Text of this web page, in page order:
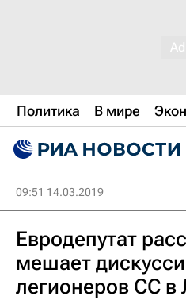
Политика В мире
09:51 14.03.2019
Евродепутат
мешает
легионеров СС в